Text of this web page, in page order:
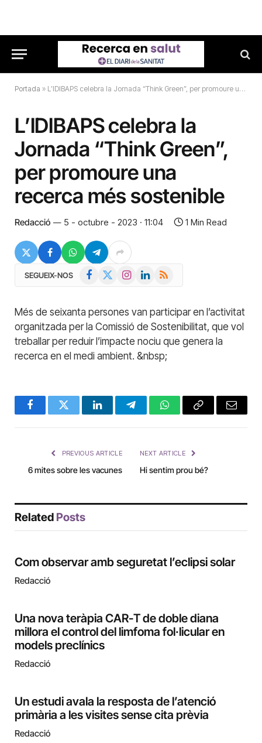
Portada » L’IDIBAPS celebra la Jornada “Think Green”, per promoure una recerca més sostenible
L’IDIBAPS celebra la
Jornada “Think Green”,
per promoure una
recerca més sostenible
Redacció 5 - octubre - 2023 · 11:04 1 Min Read
SEGUEIX-NOS Facebook InstagramLinkedIn
RSS
Més de seixanta persones van participar en l’activitat
organitzada per la Comissió de Sostenibilitat, que vol
treballar per reduir l’impacte nociu que genera la
recerca en el medi ambient. &nbsp;
FacebookTwitter LinkedInTelegramWhatsAppCopy
Email
PREVIOUS ARTICLE
6 mites sobre les vacunes
NEXT ARTICLE
Hi sentim prou bé?
Related Posts
Com observar amb seguretat l’eclipsi solar
Redacció
Una nova teràpia CAR-T de doble diana
millora el control del limfoma fol·licular en
models preclínics
Redacció
Un estudi avala la resposta de l’atenció
primària a les visites sense cita prèvia
Redacció